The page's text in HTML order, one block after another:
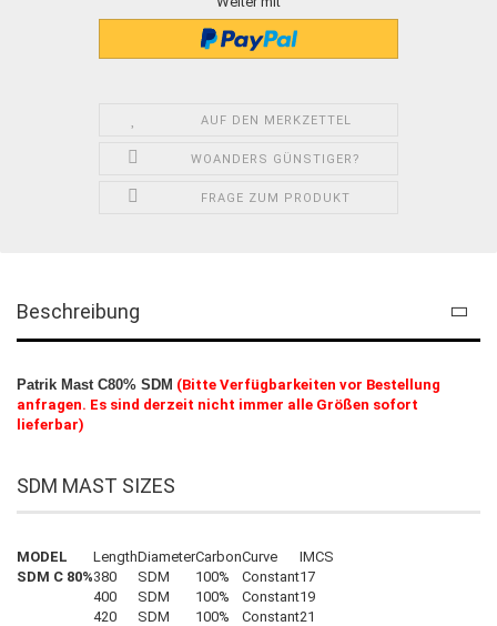
AUF DEN MERKZETTEL
WOANDERS GÜNSTIGER?
FRAGE ZUM PRODUKT
Beschreibung
Patrik Mast C80% SDM (Bitte Verfügbarkeiten vor Bestellung
anfragen. Es sind derzeit nicht immer alle Größen sofort
lieferbar)
SDM MAST SIZES
MODEL LengthDiameterCarbonCurve
IMCS
SDM C 80%380 SDM 100% Constant17
400
SDM 100% Constant19
420
SDM 100% Constant21